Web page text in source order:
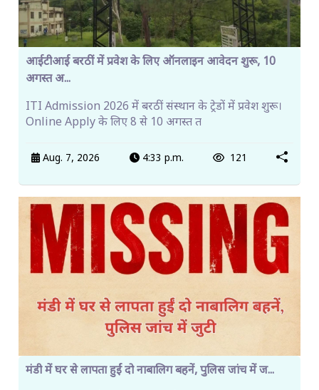
आईटीआई बरठीं में प्रवेश के लिए ऑनलाइन आवेदन शुरू, 10
अगस्त अ...
ITI Admission 2026 में बरठीं संस्थान के ट्रेडों में प्रवेश शुरू।
Online Apply के लिए 8 से 10 अगस्त त
Aug. 7, 2026 4:33 p.m. 121
मंडी में घर से लापता हुईं दो नाबालिग बहनें, पुलिस जांच में ज...